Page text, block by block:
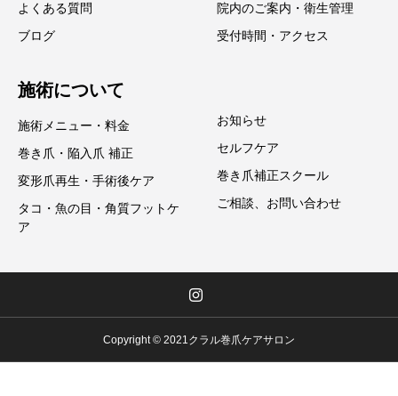
よくある質問
ブログ
院内のご案内・衛生管理
受付時間・アクセス
施術について
施術メニュー・料金
巻き爪・陥入爪 補正
変形爪再生・手術後ケア
タコ・魚の目・角質フットケ
ア
お知らせ
セルフケア
巻き爪補正スクール
ご相談、お問い合わせ
Copyright © 2021クラル巻爪ケアサロン